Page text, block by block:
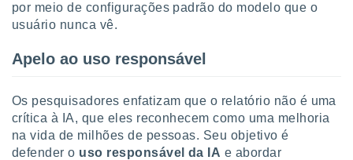
por meio de configurações padrão do modelo que o
usuário nunca vê.
Apelo ao uso responsável
Os pesquisadores enfatizam que o relatório não é uma
crítica à IA, que eles reconhecem como uma melhoria
na vida de milhões de pessoas. Seu objetivo é
defender o uso responsável da IA e abordar